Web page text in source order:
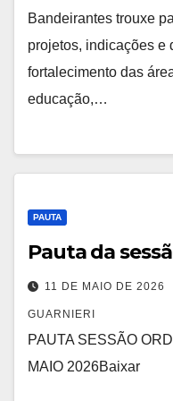
Bandeirantes trouxe
projetos, indicações e
fortalecimento das
educação,…
PAUTA
Pauta da
11 DE MAIO DE 2026
GUARNIERI
PAUTA SESSÃO
MAIO 2026Baixar